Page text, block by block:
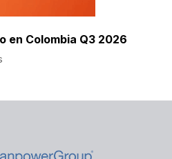
en Colombia Q3 2026